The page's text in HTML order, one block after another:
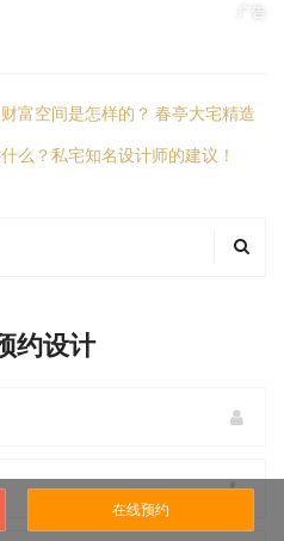
广告
富空间是怎样的？ 春亭大宅精造
么？私宅知名设计师的建议！
约设计
在线预约